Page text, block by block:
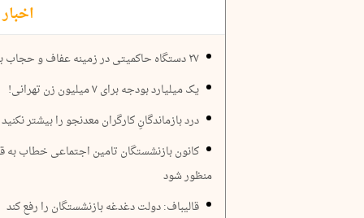
۲۷ دستگاه حاکمیتی در زمینه عفاف و حجاب بودجه دریافت می‌کنند
یک میلیارد بودجه برای ۷ میلیون زن تهرانی!
درد بازماندگانِ کارگران معدنجو را بیشتر نکنید
کانون بازنشستگان تامین اجتماعی خطاب به
منظور شود
قالیباف: دولت دغدغه بازنشستگان را رفع کند